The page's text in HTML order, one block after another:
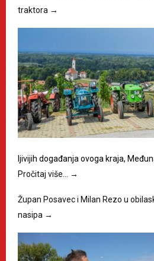
traktora →
ljivijih događanja ovoga kraja,
Pročitaj više…
→
Župan Posavec i Milan Rezo u
nasipa →